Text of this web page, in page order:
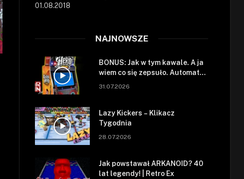
01.08.2018
NAJNOWSZE
BONUS: Jak w tym kawale. A ja
wiem co się zepsuło. Automat
się zepsuł.
31.07.2026
Lazy Kickers – Klikacz
Tygodnia
28.07.2026
Jak powstawał ARKANOID? 40
lat legendy! | Retro Ex